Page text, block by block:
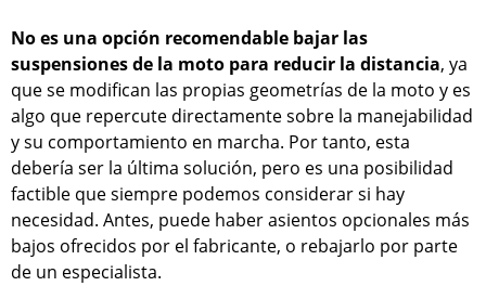
No es una opción recomendable bajar las
suspensiones de la moto para reducir la distancia, ya
que se modifican las propias geometrías de la moto y es
algo que repercute directamente sobre la manejabilidad
y su comportamiento en marcha. Por tanto, esta
debería ser la última solución, pero es una posibilidad
factible que siempre podemos considerar si hay
necesidad. Antes, puede haber asientos opcionales más
bajos ofrecidos por el fabricante, o rebajarlo por parte
de un especialista.